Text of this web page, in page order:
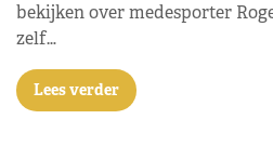
bekijken over medesporter
zelf…
Lees verder